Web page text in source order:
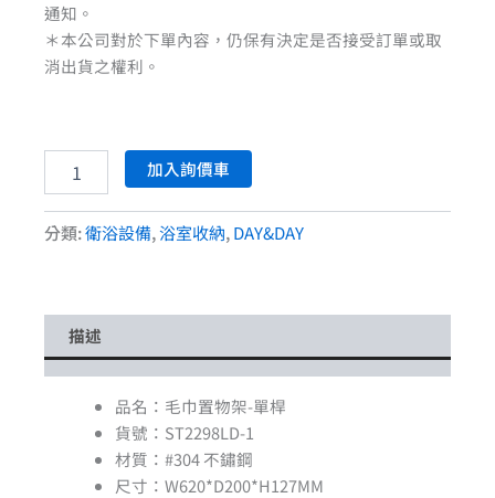
通知。
＊本公司對於下單內容，仍保有決定是否接受訂單或取
消出貨之權利。
加入詢價車
分類:衛浴設備,浴室收納,DAY&DAY
描述
品名：毛巾置物架-單桿
貨號：ST2298LD-1
材質：#304 不鏽鋼
尺寸：W620*D200*H127MM